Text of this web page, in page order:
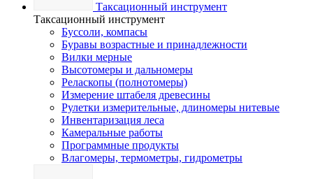
Таксационный инструмент
Таксационный инструмент
Буссоли, компасы
Буравы возрастные и принадлежности
Вилки мерные
Высотомеры и дальномеры
Реласкопы (полнотомеры)
Измерение штабеля древесины
Рулетки измерительные, длиномеры нитевые
Инвентаризация леса
Камеральные работы
Программные продукты
Влагомеры, термометры, гидрометры